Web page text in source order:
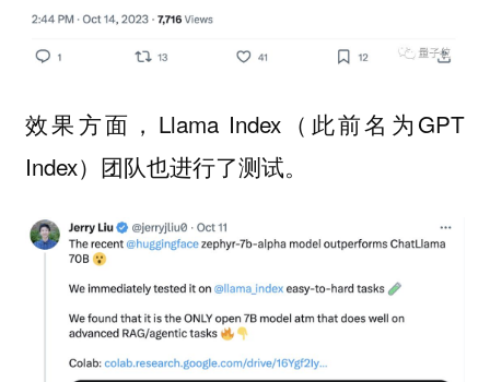
效果方面，Llama Index（此前名为GPT
Index）团队也进行了测试。